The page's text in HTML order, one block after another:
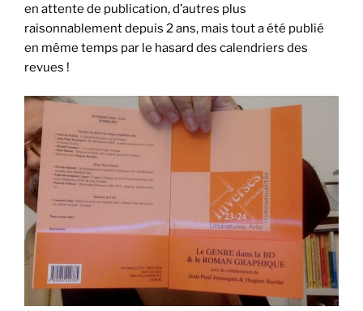
en attente de publication, d’autres plus
raisonnablement depuis 2 ans, mais tout a été publié
en même temps par le hasard des calendriers des
revues !